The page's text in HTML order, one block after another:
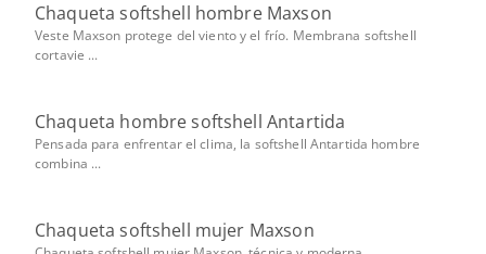
Chaqueta softshell hombre Maxson
Veste Maxson protege del viento y el frío. Membrana softshell
cortavie ...
Chaqueta hombre softshell Antartida
Pensada para enfrentar el clima, la softshell Antartida hombre
combina ...
Chaqueta softshell mujer Maxson